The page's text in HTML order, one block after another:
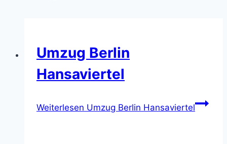
Umzug Berlin
Hansaviertel
Weiterlesen Umzug Berlin Hansaviertel